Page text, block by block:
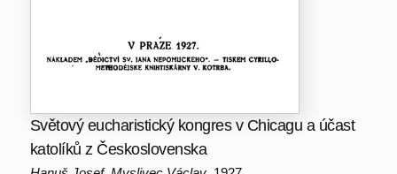
Světový eucharistický kongres v Chicagu a účast
katolíků z Československa